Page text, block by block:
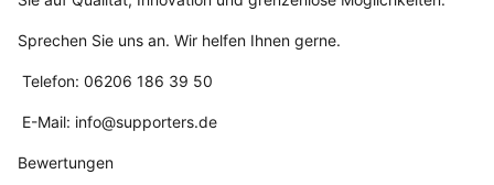
Sprechen Sie uns an. Wir helfen Ihnen gerne.
Telefon: 06206 186 39 50
E-Mail: info@supporters.de
Bewertungen